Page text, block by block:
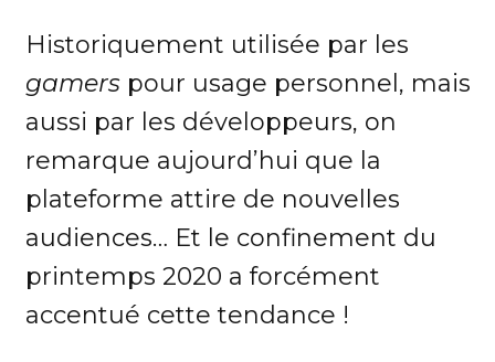
Historiquement utilisée par les
gamerspour usage personnel, mais
aussi par les développeurs, on
remarque aujourd’hui que la
plateforme attire de nouvelles
audiences… Et le confinement du
printemps 2020 a forcément
accentué cette tendance !